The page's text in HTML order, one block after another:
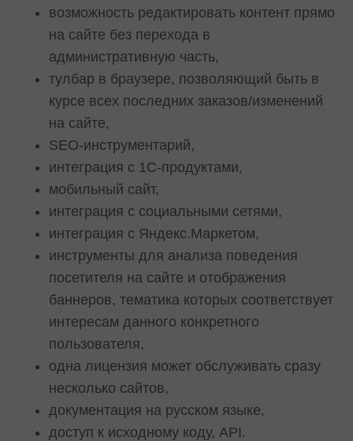
возможность редактировать контент прямо
на сайте без перехода в
административную часть,
тулбар в браузере, позволяющий быть в
курсе всех последних заказов/изменений
на сайте,
SEO-инструментарий,
интеграция с 1С-продуктами,
мобильный сайт,
интеграция с социальными сетями,
интеграция с Яндекс.Маркетом,
инструменты для анализа поведения
посетителя на сайте и отображения
баннеров, тематика которых соответствует
интересам данного конкретного
пользователя,
одна лицензия может обслуживать сразу
несколько сайтов,
документация на русском языке,
доступ к исходному коду, API.